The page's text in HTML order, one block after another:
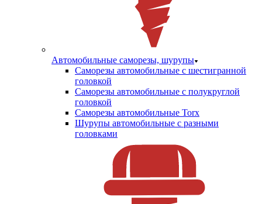
Автомобильные саморезы, шурупы
Саморезы автомобильные с шестигранной
головкой
Саморезы автомобильные с полукруглой
головкой
Саморезы автомобильные Torx
Шурупы автомобильные с разными
головками